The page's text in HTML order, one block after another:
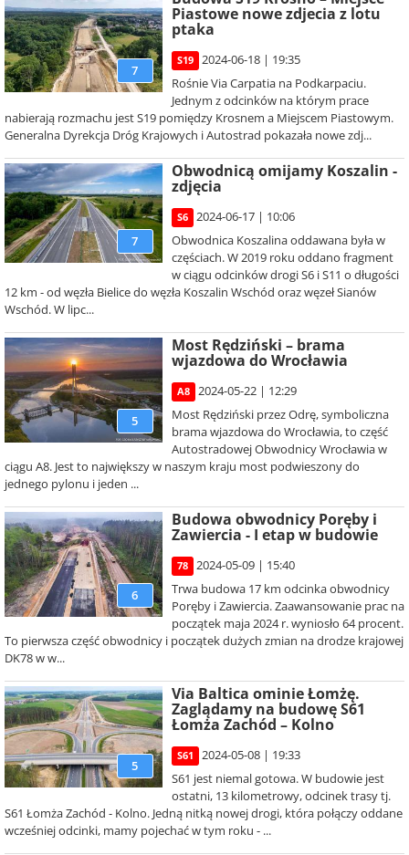
7
Piastowe nowe zdjecia z lotu
ptaka
S19
2024-06-18 | 19:35
Rośnie Via Carpatia na Podkarpaciu.
Jednym z odcinków na którym prace
nabierają rozmachu jest S19 pomiędzy Krosnem a Miejscem Piastowym.
Generalna Dyrekcja Dróg Krajowych i Autostrad pokazała nowe zdj...
7
Obwodnicą omijamy Koszalin -
zdjęcia
S6
2024-06-17 | 10:06
Obwodnica Koszalina oddawana była w
częściach. W 2019 roku oddano fragment
w ciągu odcinków drogi S6 i S11 o długości
12 km - od węzła Bielice do węzła Koszalin Wschód oraz węzeł Sianów
Wschód. W lipc...
5
Most Rędziński – brama
wjazdowa do Wrocławia
A8
2024-05-22 | 12:29
Most Rędziński przez Odrę, symboliczna
brama wjazdowa do Wrocławia, to część
Autostradowej Obwodnicy Wrocławia w
ciągu A8. Jest to największy w naszym kraju most podwieszony do
jednego pylonu i jeden ...
6
Budowa obwodnicy Poręby i
Zawiercia - I etap w budowie
78
2024-05-09 | 15:40
Trwa budowa 17 km odcinka obwodnicy
Poręby i Zawiercia. Zaawansowanie prac na
początek maja 2024 r. wyniosło 64 procent.
To pierwsza część obwodnicy i początek dużych zmian na drodze krajowej
DK78 w w...
5
Via Baltica ominie Łomżę.
Zaglądamy na budowę S61
Łomża Zachód – Kolno
S61
2024-05-08 | 19:33
S61 jest niemal gotowa. W budowie jest
ostatni, 13 kilometrowy, odcinek trasy tj.
S61 Łomża Zachód - Kolno. Jedną nitką nowej drogi, która połączy oddane
wcześniej odcinki, mamy pojechać w tym roku - ...